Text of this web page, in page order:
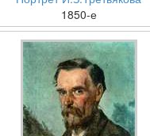
1850-е